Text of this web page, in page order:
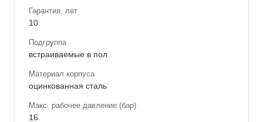
Гарантия, лет
10
Подгруппа
встраиваемые в пол
Материал корпуса
оцинкованная сталь
Макс. рабочее давление (бар)
16